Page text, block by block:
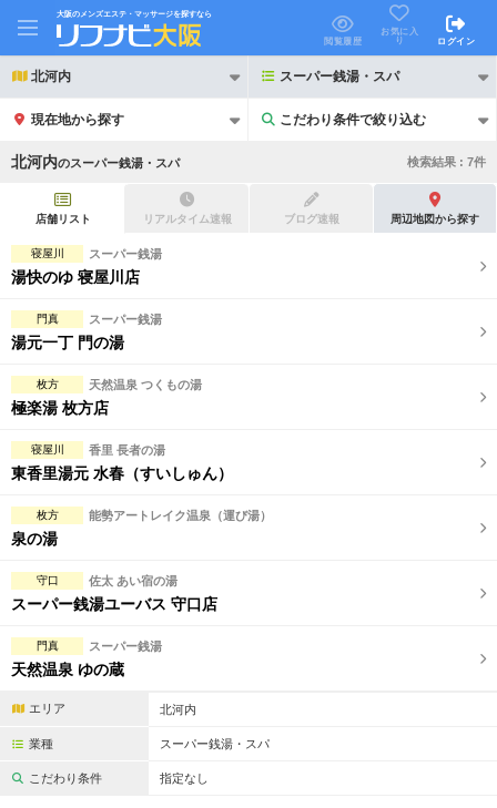
大阪のメンズエステ・マッサージを探すなら
閲覧履歴
お気に入
り
ログイン
北河内 スーパー銭湯・スパ
現在地から探す こだわり条件で絞り込む
こだわり条件で絞り込む
21時以降も受付
初回割引あり
団体割引
キャッシュレス決済OK
2名様歓迎
完全個室
ペアルームあり
フットバスあり
日本人スタッフのみ
スタッフ指名可
北河内のスーパー銭湯・スパ 検索結果 : 7件
店舗リスト リアルタイム速報 ブログ速報 周辺地図から探す
寝屋川 スーパー銭湯
湯快のゆ 寝屋川店
門真 スーパー銭湯
湯元一丁 門の湯
枚方 天然温泉 つくもの湯
極楽湯 枚方店
寝屋川 香里 長者の湯
東香里湯元 水春（すいしゅん）
枚方 能勢アートレイク温泉（運び湯）
泉の湯
守口 佐太 あい宿の湯
スーパー銭湯ユーバス 守口店
門真 スーパー銭湯
天然温泉 ゆの蔵
エリア 北河内
業種 スーパー銭湯・スパ
こだわり条件 指定なし